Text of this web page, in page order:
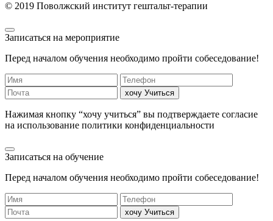
© 2019 Поволжский институт гештальт-терапии
Записаться на мероприятие
Перед началом обучения необходимо пройти собеседование!
хочу Учиться
Нажимая кнопку “хочу учиться” вы подтверждаете согласие
на использование политики конфиденциальности
Записаться на обучение
Перед началом обучения необходимо пройти собеседование!
хочу Учиться